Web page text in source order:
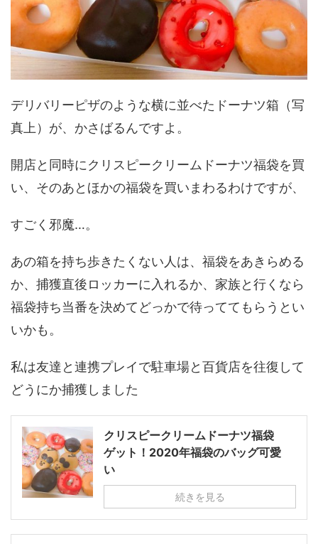
デリバリーピザのような横に並べたドーナツ箱（写
真上）が、かさばるんですよ。
開店と同時にクリスピークリームドーナツ福袋を買
い、そのあとほかの福袋を買いまわるわけですが、
すごく邪魔…。
あの箱を持ち歩きたくない人は、福袋をあきらめる
か、捕獲直後ロッカーに入れるか、家族と行くなら
福袋持ち当番を決めてどっかで待っててもらうとい
いかも。
私は友達と連携プレイで駐車場と百貨店を往復して
どうにか捕獲しました
クリスピークリームドーナツ福袋
ゲット！2020年福袋のバッグ可愛
い
続きを見る